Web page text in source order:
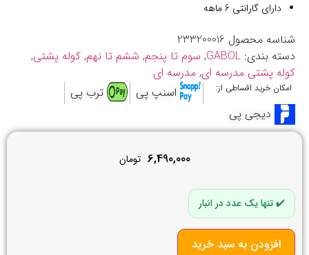
دارای گارانتی 6 ماهه
شناسه محصول 233200016
دسته بندی: GABOL
, سوم تا پنجم, ششم تا نهم, کوله پشتی,
کوله پشتی مدرسه ای, مدرسه ای
امکان خرید اقساطی از: اسنپ پی
ترب پی
دیجی پی
6,490,000 تومان
تنها یک عدد در انبار
افزودن به سبد خرید